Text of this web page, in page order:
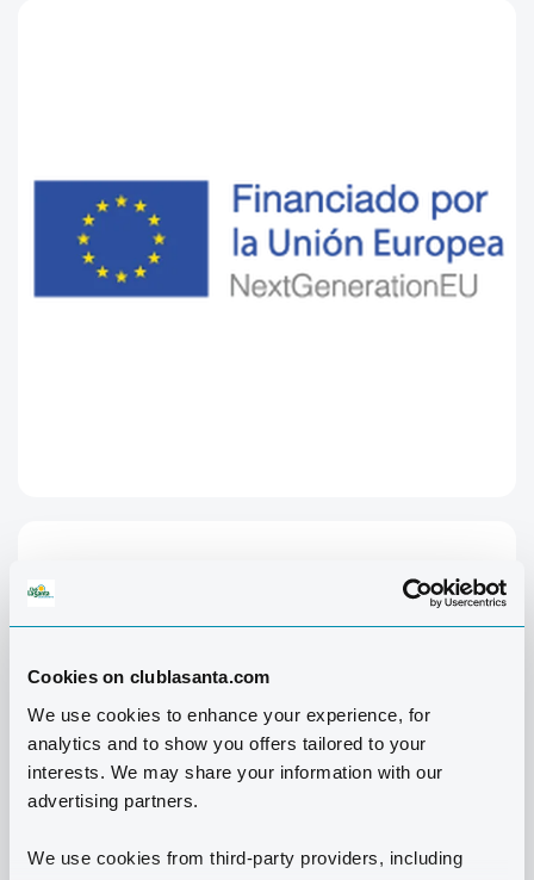
Cookies on clublasanta.com
We use cookies to enhance your experience, for
analytics and to show you offers tailored to your
interests. We may share your information with our
advertising partners.
We use cookies from third-party providers, including